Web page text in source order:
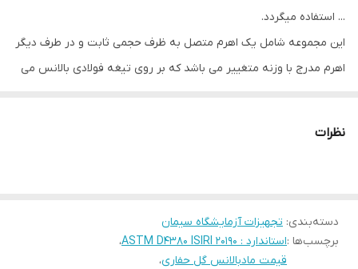
... استفاده میگردد.
این مجموعه شامل یک اهرم متصل به ظرف حجمی ثابت و در طرف دیگر
اهرم مدرج با وزنه متغییر می باشد که بر روی تیغه فولادی بالانس می
زمان ارسال محصول 3 روز کاری می باشد.
نظرات
دسته‌بندی: تجهیزات آزمایشگاه سیمان
برچسب‌ها :استاندارد : ASTM D4380 ISIRI 20190
،
قیمت مادبالانس گل حفاری،